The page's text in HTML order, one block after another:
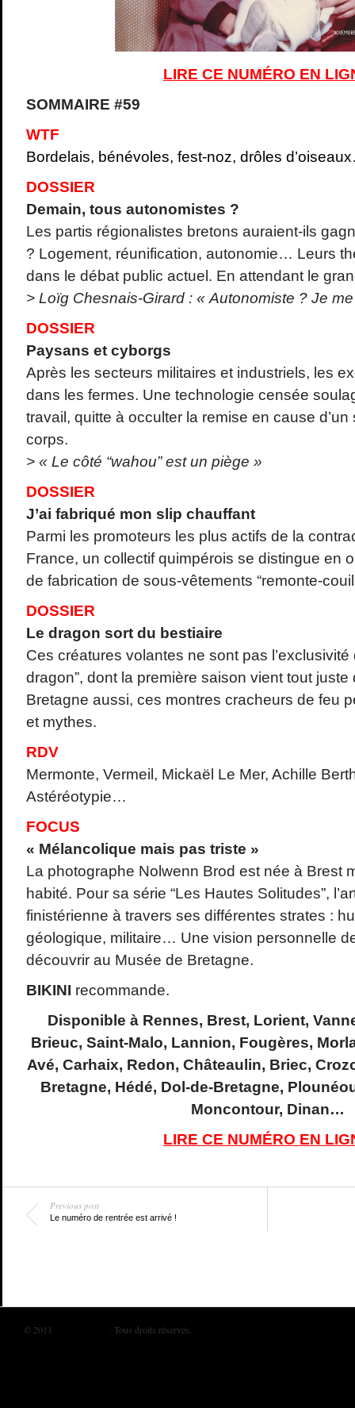
LIRE CE NUMÉRO EN
SOMMAIRE #59
WTF
Bordelais, bénévoles, fest-noz, drôles
DOSSIER
Demain, tous autonomistes ?
Les partis régionalistes bretons auraient-ils
? Logement, réunification, autonomie… Leurs
dans le débat public actuel. En attendant le
> Loïg Chesnais-Girard : « Autonomiste ? Je
DOSSIER
Paysans et cyborgs
Après les secteurs militaires et industriels, les
dans les fermes. Une technologie censée
travail, quitte à occulter la remise en cause
corps.
> « Le côté “wahou” est un piège »
DOSSIER
J’ai fabriqué mon slip chauffant
Parmi les promoteurs les plus actifs de la
France, un collectif quimpérois se distingue en
de fabrication de sous-vêtements “remonte-
DOSSIER
Le dragon sort du bestiaire
Ces créatures volantes ne sont pas l’exclusivité
dragon”, dont la première saison vient tout juste
Bretagne aussi, ces montres cracheurs de feu
et mythes.
RDV
Mermonte, Vermeil, Mickaël Le Mer, Achille
Astéréotypie…
FOCUS
« Mélancolique mais pas triste »
La photographe Nolwenn Brod est née à Brest
habité. Pour sa série “Les Hautes Solitudes”,
finistérienne à travers ses différentes strates :
géologique, militaire… Une vision personnelle
découvrir au Musée de Bretagne.
BIKINI recommande.
Disponible à Rennes, Brest, Lorient,
Brieuc, Saint-Malo, Lannion, Fougères,
Avé, Carhaix, Redon, Châteaulin, Briec,
Bretagne, Hédé, Dol-de-Bretagne,
Moncontour, Dinan…
LIRE CE NUMÉRO EN
Previous post
Le numéro de rentrée est arrivé !
© 2011 . Tous droits réservés.